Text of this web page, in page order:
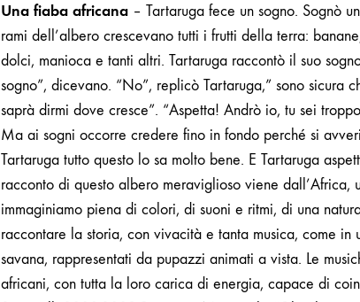
Una fiaba africana – Tartaruga fece un sogno. Sognò
rami dell’albero crescevano tutti i frutti della terra:
dolci, manioca e tanti altri. Tartaruga raccontò il suo
sogno”, dicevano. “No”, replicò Tartaruga,” sono sicura
saprà dirmi dove cresce”. “Aspetta! Andrò io, tu sei
Ma ai sogni occorre credere fino in fondo perché si
Tartaruga tutto questo lo sa molto bene. E Tartaruga
racconto di questo albero meraviglioso viene dall’Africa,
immaginiamo piena di colori, di suoni e ritmi, di una
raccontare la storia, con vivacità e tanta musica, come
savana, rappresentati da pupazzi animati a vista. Le
africani, con tutta la loro carica di energia, capace di